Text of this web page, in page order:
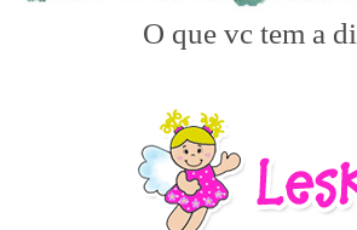
O que vc tem a